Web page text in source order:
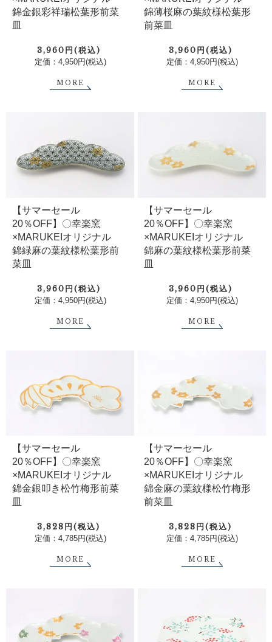
錦金銀彩祥瑞松葉形前菜
皿
3,960円(税込)
定価：4,950円(税込)
MORE
錦薄桜麻の葉紋様松葉形
前菜皿
3,960円(税込)
定価：4,950円(税込)
MORE
【サマーセール
20％OFF】〇幸楽窯
×MARUKEIオリジナル
錦緑麻の葉紋様松葉形前
菜皿
3,960円(税込)
定価：4,950円(税込)
MORE
【サマーセール
20％OFF】〇幸楽窯
×MARUKEIオリジナル
錦麻の葉紋様松葉形前菜
皿
3,960円(税込)
定価：4,950円(税込)
MORE
【サマーセール
20％OFF】〇幸楽窯
×MARUKEIオリジナル
錦金銀叩き松竹梅形前菜
皿
3,828円(税込)
定価：4,785円(税込)
MORE
【サマーセール
20％OFF】〇幸楽窯
×MARUKEIオリジナル
錦金麻の葉紋様松竹梅形
前菜皿
3,828円(税込)
定価：4,785円(税込)
MORE